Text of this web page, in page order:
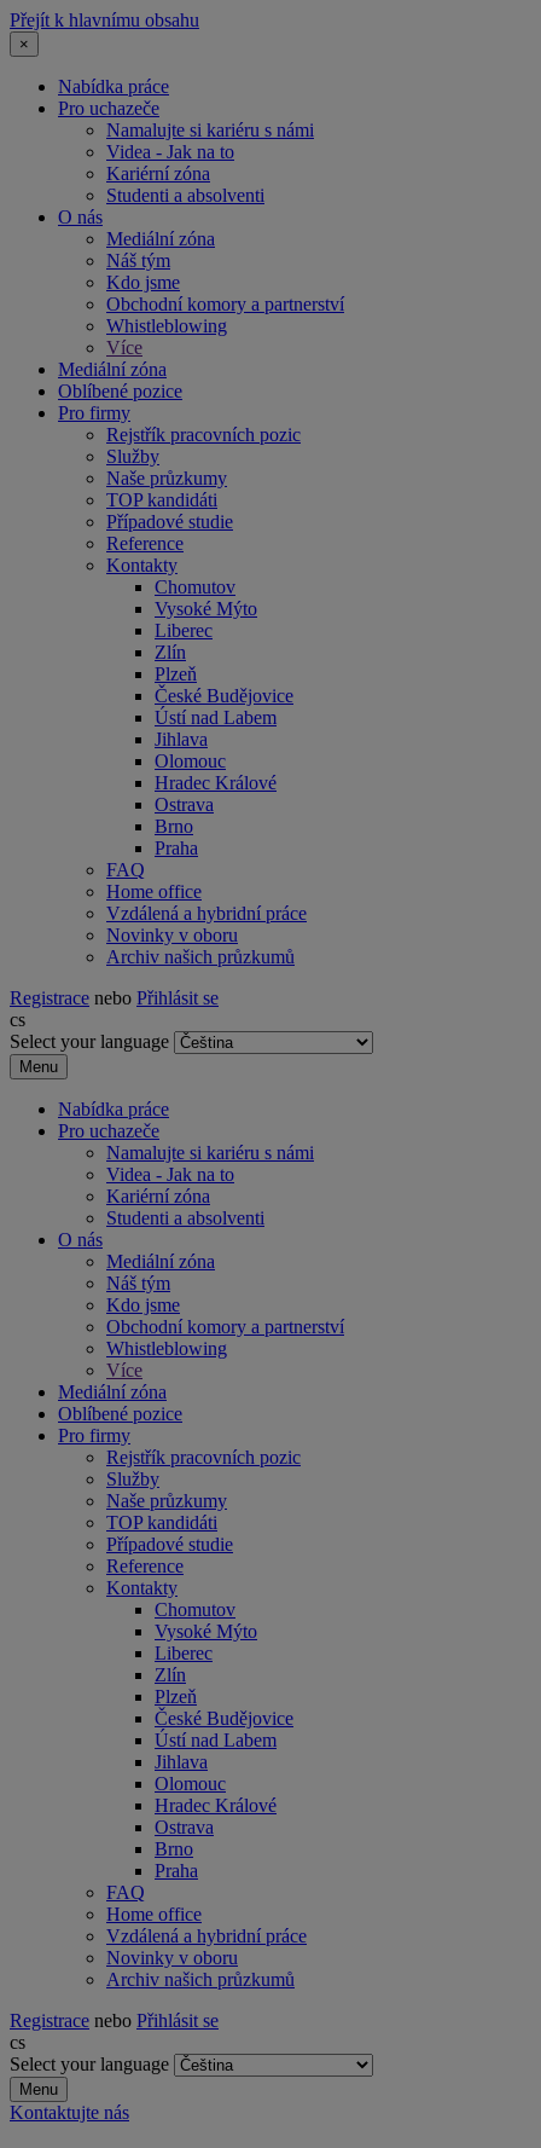
Přejít k hlavnímu obsahu
×
Nabídka práce
Pro uchazeče
Namalujte si kariéru s námi
Videa - Jak na to
Kariérní zóna
Studenti a absolventi
O nás
Mediální zóna
Náš tým
Kdo jsme
Obchodní komory a partnerství
Whistleblowing
Více
Mediální zóna
Oblíbené pozice
Pro firmy
Rejstřík pracovních pozic
Služby
Naše průzkumy
TOP kandidáti
Případové studie
Reference
Kontakty
Chomutov
Vysoké Mýto
Liberec
Zlín
Plzeň
České Budějovice
Ústí nad Labem
Jihlava
Olomouc
Hradec Králové
Ostrava
Brno
Praha
FAQ
Home office
Vzdálená a hybridní práce
Novinky v oboru
Archiv našich průzkumů
Registrace nebo Přihlásit se
cs
Select your language
Menu
Nabídka práce
Pro uchazeče
Namalujte si kariéru s námi
Videa - Jak na to
Kariérní zóna
Studenti a absolventi
O nás
Mediální zóna
Náš tým
Kdo jsme
Obchodní komory a partnerství
Whistleblowing
Více
Mediální zóna
Oblíbené pozice
Pro firmy
Rejstřík pracovních pozic
Služby
Naše průzkumy
TOP kandidáti
Případové studie
Reference
Kontakty
Chomutov
Vysoké Mýto
Liberec
Zlín
Plzeň
České Budějovice
Ústí nad Labem
Jihlava
Olomouc
Hradec Králové
Ostrava
Brno
Praha
FAQ
Home office
Vzdálená a hybridní práce
Novinky v oboru
Archiv našich průzkumů
Registrace nebo Přihlásit se
cs
Select your language
Menu
Kontaktujte nás